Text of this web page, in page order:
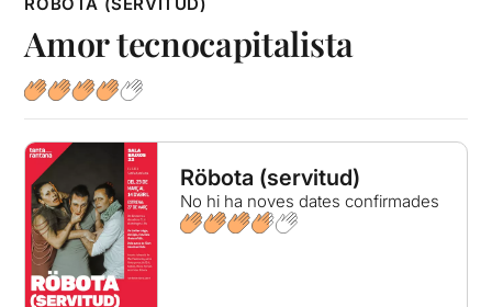
Amor tecnocapitalista
Röbota (servitud)
No hi ha noves dates confirmades